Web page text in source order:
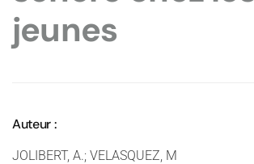
jeunes
Auteur :
JOLIBERT, A.; VELASQUEZ, M